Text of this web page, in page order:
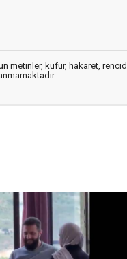
metinler, küfür, hakaret,